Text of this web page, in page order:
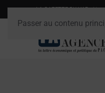
Passer au contenu
LA GAZETTE DU VAR-